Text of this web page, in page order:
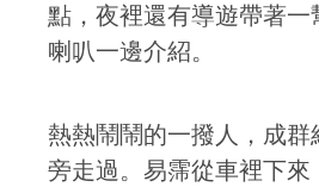
點，夜裡還有導遊帶著
喇叭一邊介紹。
熱熱鬧鬧的一撥人，成群
旁走過。易霈從車裡下來